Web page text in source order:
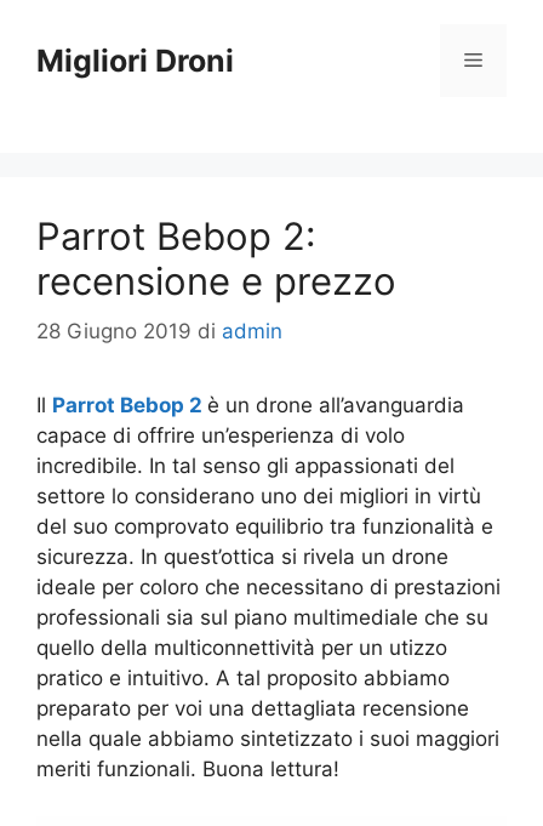
contenuto
Migliori Droni Menu
Parrot Bebop 2:
recensione e prezzo
28 Giugno 2019 di admin
Il Parrot Bebop 2 è un drone all’avanguardia
capace di offrire un’esperienza di volo
incredibile. In tal senso gli appassionati del
settore lo considerano uno dei migliori in virtù
del suo comprovato equilibrio tra funzionalità e
sicurezza. In quest’ottica si rivela un drone
ideale per coloro che necessitano di prestazioni
professionali sia sul piano multimediale che su
quello della multiconnettività per un utizzo
pratico e intuitivo. A tal proposito abbiamo
preparato per voi una dettagliata recensione
nella quale abbiamo sintetizzato i suoi maggiori
meriti funzionali. Buona lettura!